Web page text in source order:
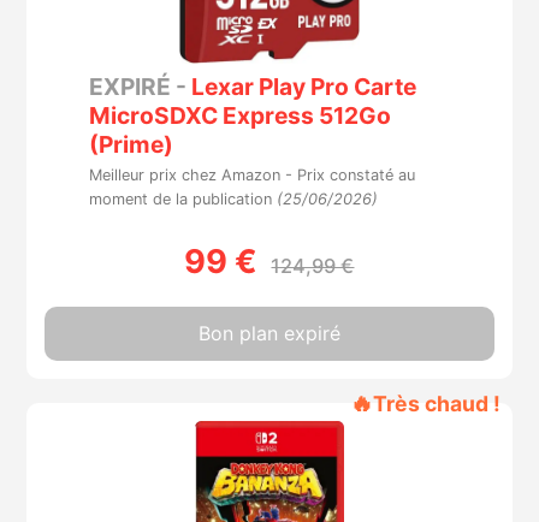
EXPIRÉ - Lexar Play Pro Carte
MicroSDXC Express 512Go
(Prime)
Meilleur prix chez Amazon - Prix constaté au
moment de la publication (25/06/2026)
99 € 124,99 €
Bon plan expiré
🔥Très chaud !